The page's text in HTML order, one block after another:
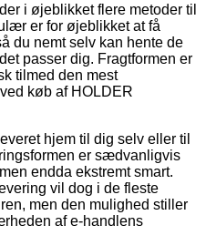
i øjeblikket flere metoder til
er for øjeblikket at få
du nemt selv kan hente de
passer dig. Fragtformen er
tilmed den mest
køb af HOLDER
hjem til dig selv eller til
er sædvanligvis
endda ekstremt smart.
vil dog i de fleste
men den mulighed stiller
af e-handlens